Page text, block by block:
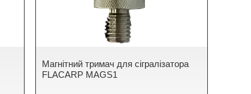
Магнітний тримач для сігралізатора
FLACARP MAGS1